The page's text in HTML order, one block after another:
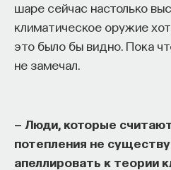
шаре сейчас настолько
климатическое оружие
это было бы видно. Пока
не замечал.
— Люди, которые
потепления не
апеллировать к теории
и культурологии
3/30/2022